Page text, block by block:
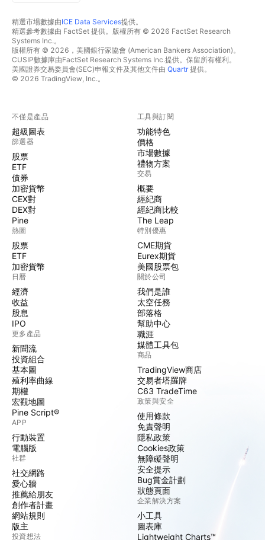
精選市場數據由ICE Data Services提供。
精選參考數據由 FactSet 提供。版權所有 © 2026 FactSet Research
Systems Inc.。
版權所有 © 2026，美國銀行家協會 (American Bankers Association)。
CUSIP數據庫由FactSet Research Systems Inc.提供。保留所有權利。
美國證券交易委員會(SEC)申報文件及其他文件由 Quartr提供。
© 2026 TradingView, Inc.。
不僅是產品
超級圖表
篩選器
股票
ETF
債券
加密貨幣
CEX對
DEX對
Pine
熱圖
股票
ETF
加密貨幣
日曆
經濟
收益
股息
IPO
更多產品
新聞流
投資組合
基本圖
殖利率曲線
期權
宏觀地圖
Pine Script®
APP
行動裝置
電腦版
社群
社交網路
愛心牆
推薦給朋友
創作者計畫
網站規則
版主
投資想法
工具與訂閱
功能特色
價格
市場數據
禮物方案
交易
概要
經紀商
經紀商比較
The Leap
特別優惠
CME期貨
Eurex期貨
美國股票包
關於公司
我們是誰
太空任務
部落格
幫助中心
職涯
媒體工具包
商品
TradingView商店
交易者塔羅牌
C63 TradeTime
政策與安全
使用條款
免責聲明
隱私政策
Cookies政策
無障礙聲明
安全提示
Bug賞金計劃
狀態頁面
企業解決方案
小工具
圖表庫
Lightweight Charts™